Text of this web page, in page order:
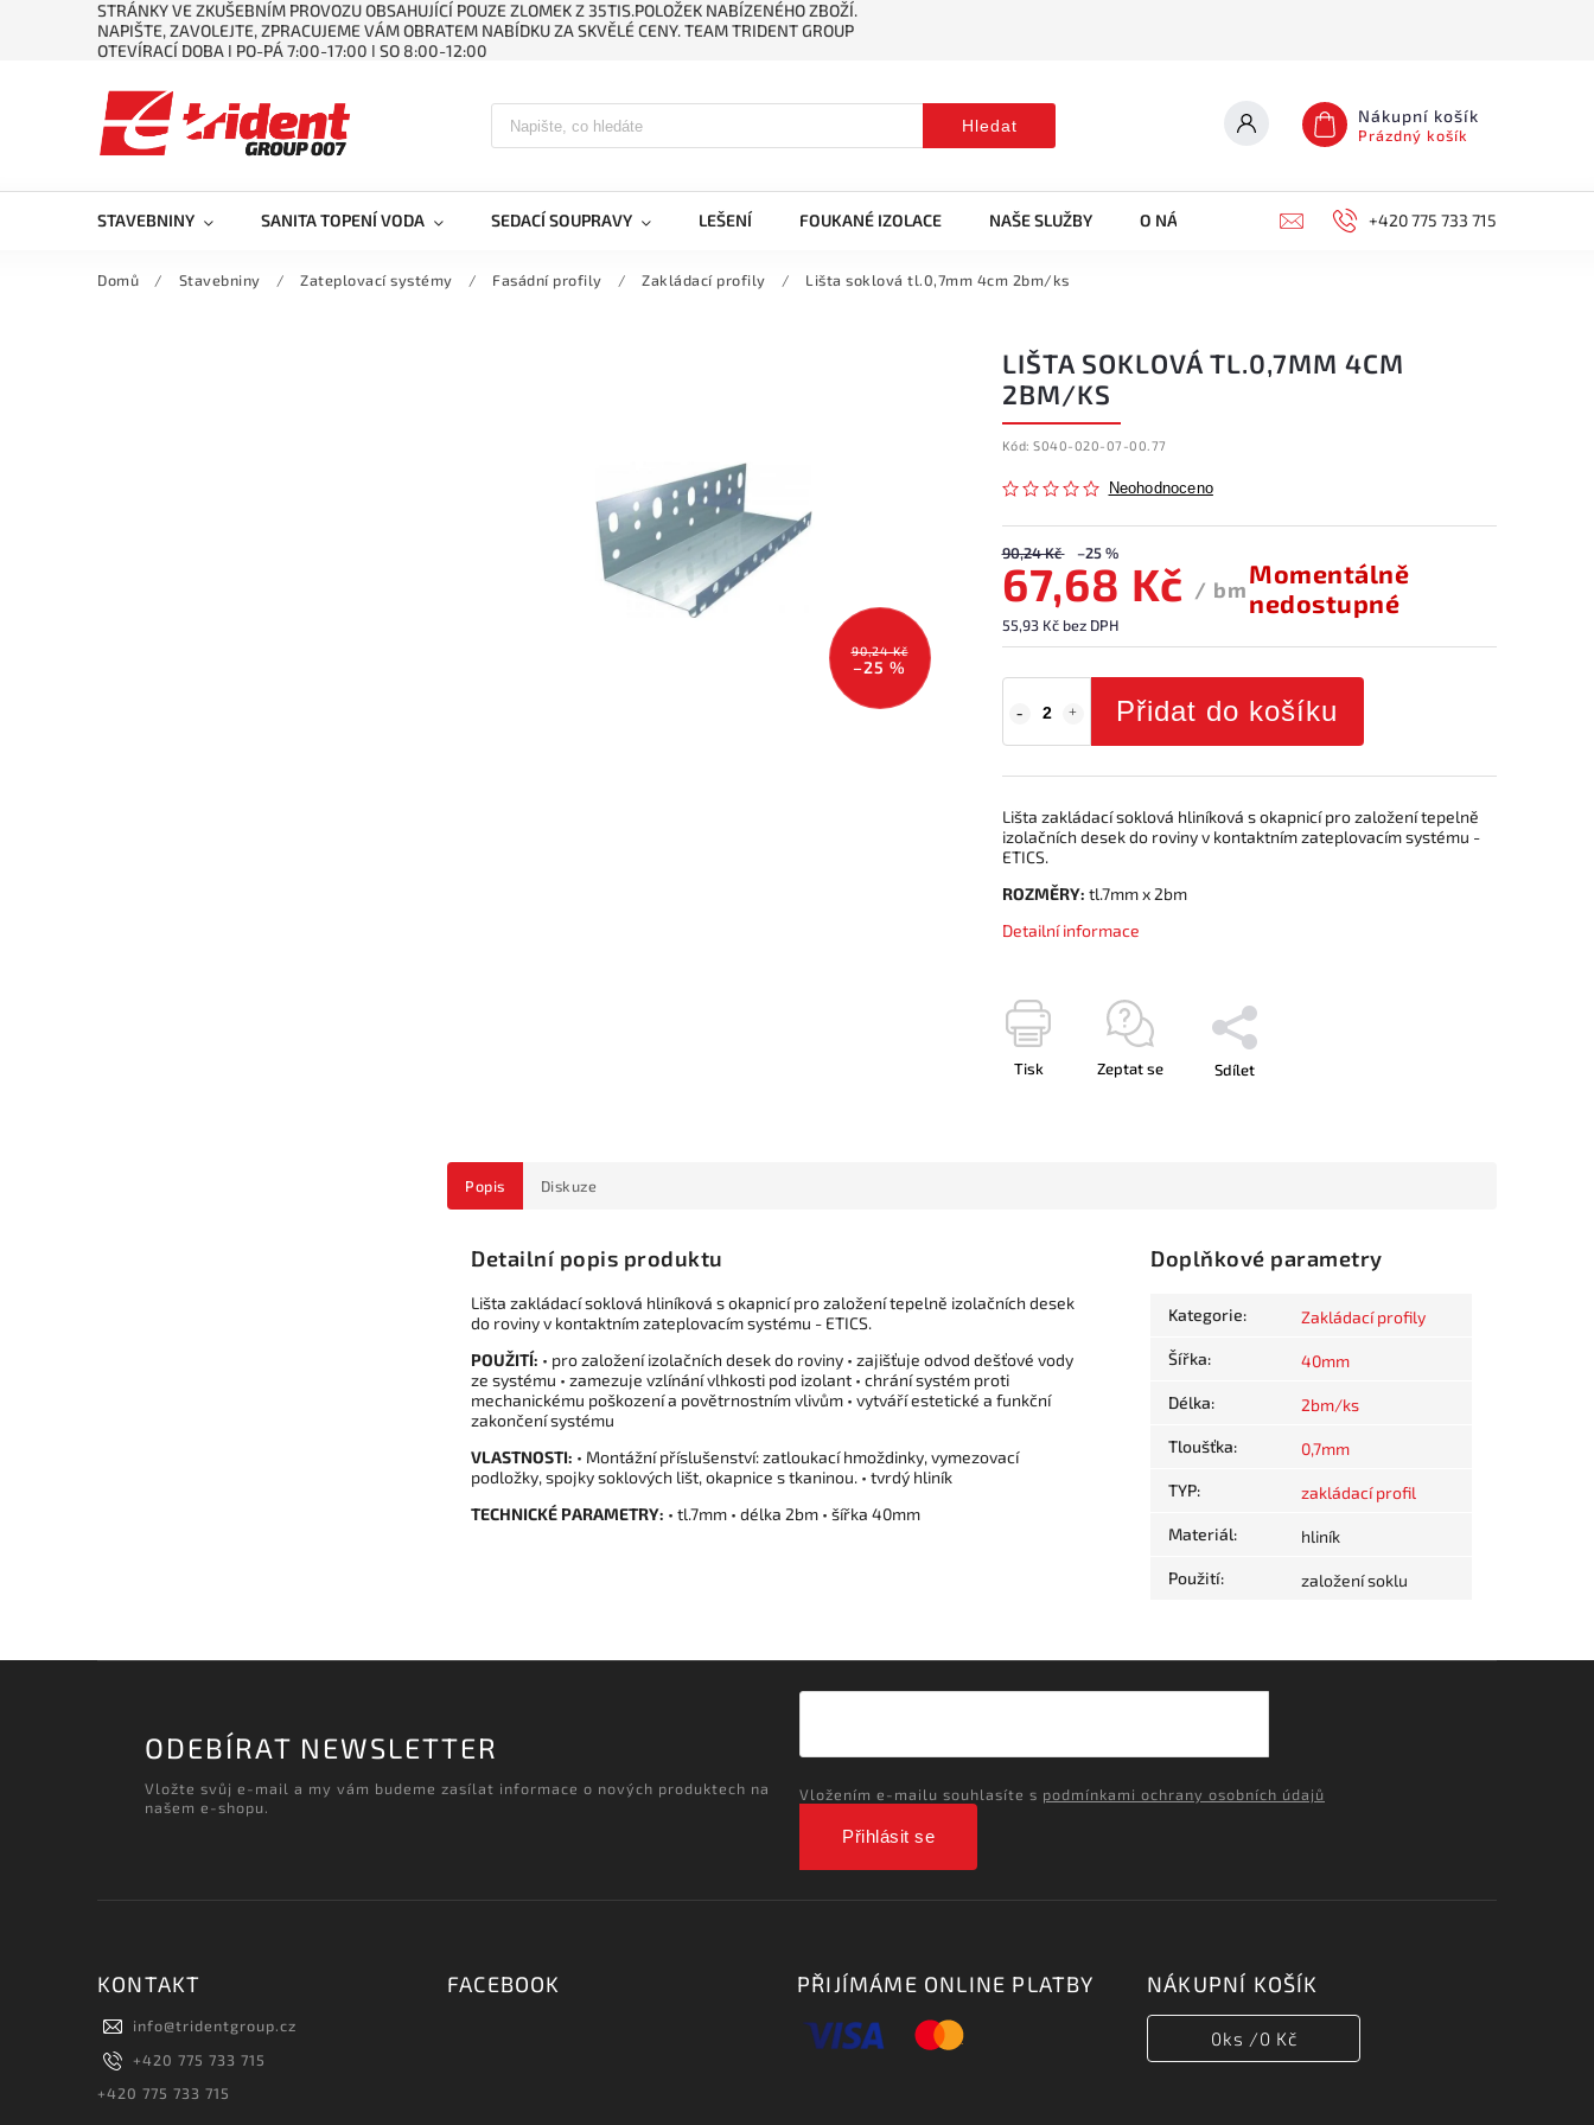
STRÁNKY VE ZKUŠEBNÍM PROVOZU OBSAHUJÍCÍ POUZE ZLOMEK Z 35TIS.POLOŽEK NABÍZENÉHO ZBOŽÍ.
NAPIŠTE, ZAVOLEJTE, ZPRACUJEME VÁM OBRATEM NABÍDKU ZA SKVĚLÉ CENY. TEAM TRIDENT GROUP
OTEVÍRACÍ DOBA ǀ PO-PÁ 7:00-17:00 ǀ SO 8:00-12:00
Hledat Nákupní košík
Prázdný košík
STAVEBNINY SANITA TOPENÍ VODA SEDACÍ SOUPRAVY LEŠENÍ FOUKANÉ IZOLACE NAŠE SLUŽBY O NÁS KONTAKTY +420 775 733 715
Domů / Stavebniny / Zateplovací systémy / Fasádní profily / Zakládací profily / Lišta soklová tl.0,7mm 4cm 2bm/ks
90,24 Kč
–25 %
LIŠTA SOKLOVÁ TL.0,7MM 4CM
2BM/KS
Kód: S040-020-07-00.77
Neohodnoceno
90,24 Kč –25 %
67,68 Kč / bm
55,93 Kč bez DPH
Momentálně
nedostupné
Přidat do košíku
Lišta zakládací soklová hliníková s okapnicí pro založení tepelně
izolačních desek do roviny v kontaktním zateplovacím systému -
ETICS.
ROZMĚRY: tl.7mm x 2bm
Detailní informace
Tisk Zeptat se Sdílet
Popis Diskuze
Detailní popis produktu
Lišta zakládací soklová hliníková s okapnicí pro založení tepelně izolačních desek
do roviny v kontaktním zateplovacím systému - ETICS.
POUŽITÍ: • pro založení izolačních desek do roviny • zajišťuje odvod dešťové vody
ze systému • zamezuje vzlínání vlhkosti pod izolant • chrání systém proti
mechanickému poškození a povětrnostním vlivům • vytváří estetické a funkční
zakončení systému
VLASTNOSTI: • Montážní příslušenství: zatloukací hmoždinky, vymezovací
podložky, spojky soklových lišt, okapnice s tkaninou. • tvrdý hliník
TECHNICKÉ PARAMETRY: • tl.7mm • délka 2bm • šířka 40mm
Doplňkové parametry
Kategorie: Zakládací profily
Šířka: 40mm
Délka: 2bm/ks
Tloušťka: 0,7mm
TYP: zakládací profil
Materiál: hliník
Použití: založení soklu
ODEBÍRAT NEWSLETTER
Vložte svůj e-mail a my vám budeme zasílat informace o nových produktech na
našem e-shopu.
Vložením e-mailu souhlasíte s podmínkami ochrany osobních údajů
Přihlásit se
KONTAKT
info@tridentgroup.cz
+420 775 733 715
+420 775 733 715
FACEBOOK PŘIJÍMÁME ONLINE PLATBY NÁKUPNÍ KOŠÍK
0ks /0 Kč